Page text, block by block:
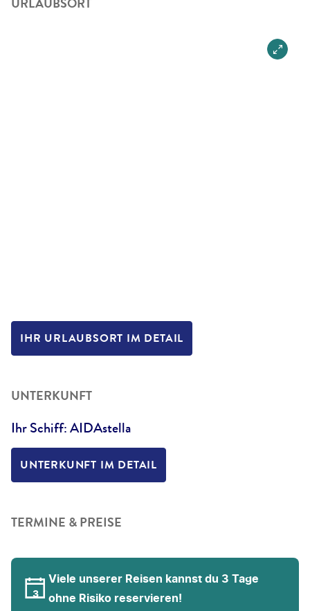
IHR URLAUBSORT IM DETAIL
UNTERKUNFT
Ihr Schiff: AIDAstella
UNTERKUNFT IM DETAIL
TERMINE & PREISE
Viele unserer Reisen kannst du 3 Tage
ohne Risiko reservieren!